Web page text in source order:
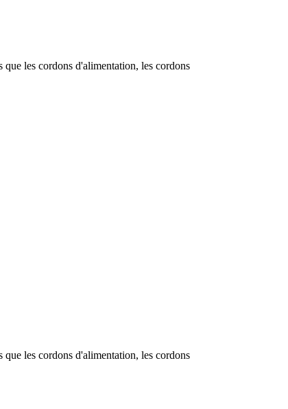
les cordons d'alimentation, les cordons
les cordons d'alimentation, les cordons